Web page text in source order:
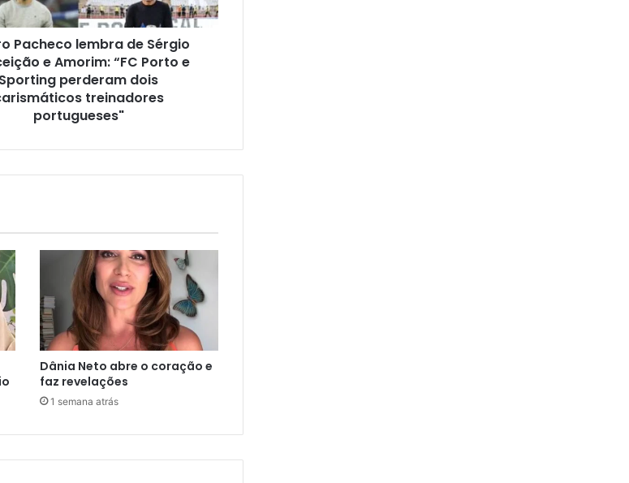
Pacheco lembra de Sérgio
e Amorim: “FC Porto e
Sporting perderam dois
treinadores
portugueses"
Dânia Neto abre o coração e
faz revelações
1 semana atrás